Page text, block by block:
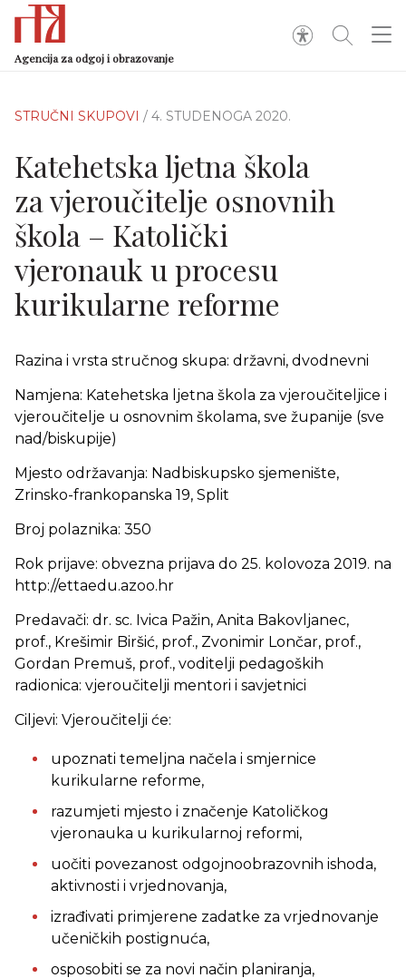
Agencija za odgoj i obrazovanje
STRUČNI SKUPOVI / 4. STUDENOGA 2020.
Katehetska ljetna škola
za vjeroučitelje osnovnih
škola – Katolički
vjeronauk u procesu
kurikularne reforme
Razina i vrsta stručnog skupa: državni, dvodnevni
Namjena: Katehetska ljetna škola za vjeroučiteljice i
vjeroučitelje u osnovnim školama, sve županije (sve
nad/biskupije)
Mjesto održavanja: Nadbiskupsko sjemenište,
Zrinsko-frankopanska 19, Split
Broj polaznika: 350
Rok prijave: obvezna prijava do 25. kolovoza 2019. na
http://ettaedu.azoo.hr
Predavači: dr. sc. Ivica Pažin, Anita Bakovljanec,
prof., Krešimir Biršić, prof., Zvonimir Lončar, prof.,
Gordan Premuš, prof., voditelji pedagoških
radionica: vjeroučitelji mentori i savjetnici
Ciljevi: Vjeroučitelji će:
upoznati temeljna načela i smjernice
kurikularne reforme,
razumjeti mjesto i značenje Katoličkog
vjeronauka u kurikularnoj reformi,
uočiti povezanost odgojnoobrazovnih ishoda,
aktivnosti i vrjednovanja,
izrađivati primjerene zadatke za vrjednovanje
učeničkih postignuća,
osposobiti se za novi način planiranja,